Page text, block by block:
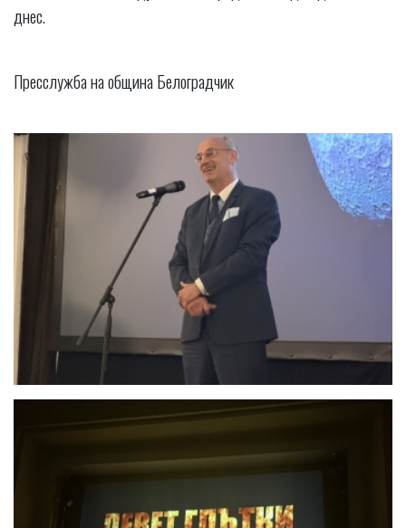
днес.
Пресслужба на община Белоградчик